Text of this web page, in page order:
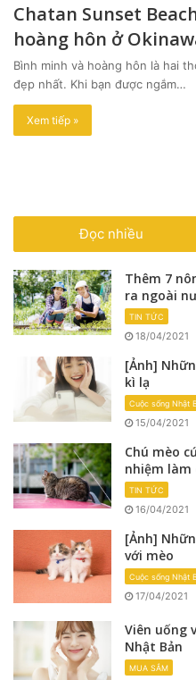
Chatan Sunset
hoàng hôn ở
Bình minh và hoàng hôn là hai
đẹp nhất. Khi bạn được ngắm…
Xem tiếp »
Đọc nhiều
Thêm 7
ra ngoài
TIN TỨC
18/04/2021
[Ảnh]
kì lạ
Cuộc sống Nhật
15/04/2021
Chú mèo
nhiệm làm
TIN TỨC
16/04/2021
[Ảnh]
với mèo
Cuộc sống Nhật
17/04/2021
Viên uống
Nhật Bản
MUA SẮM